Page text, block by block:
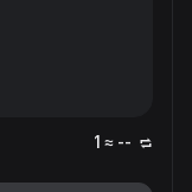
1 ≈ --